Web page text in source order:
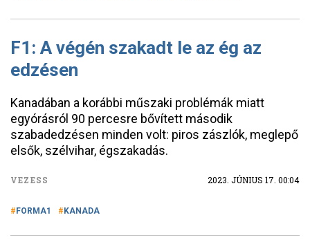
F1: A végén szakadt le az ég az
edzésen
Kanadában a korábbi műszaki problémák miatt
egyórásról 90 percesre bővített második
szabadedzésen minden volt: piros zászlók, meglepő
elsők, szélvihar, égszakadás.
VEZESS 2023. JÚNIUS 17. 00:04
FORMA1 KANADA